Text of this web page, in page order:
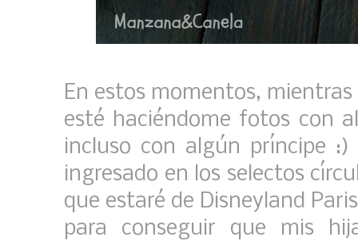
En estos momentos,
esté haciéndome fotos con
incluso con algún príncipe
ingresado en los selectos
que estaré de Disneyland
para conseguir que mis